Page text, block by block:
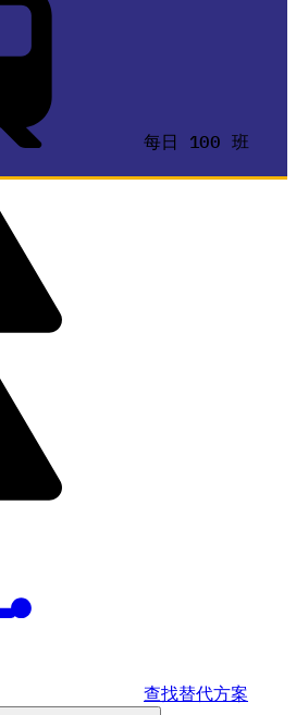
每日 100 班
查找替代方案